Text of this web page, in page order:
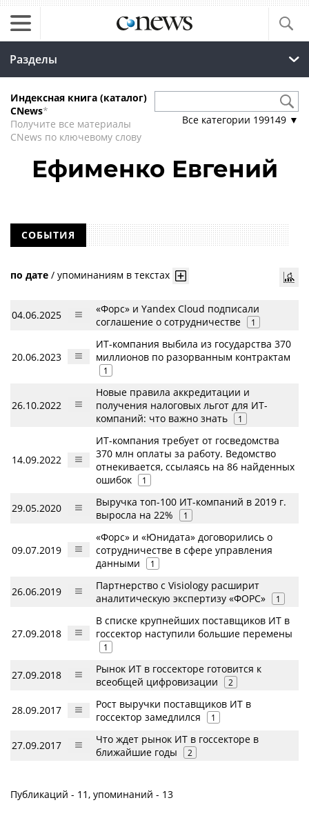
Разделы
Индексная книга (каталог)
CNews*
Получите все материалы
CNews по ключевому слову
Все категории 199149 ▼
Ефименко Евгений
СОБЫТИЯ
по дате / упоминаниям в текстах
04.06.2025
«Форс» и Yandex Cloud подписали
соглашение о сотрудничестве
1
20.06.2023
ИТ-компания выбила из государства 370
миллионов по разорванным контрактам
1
26.10.2022
Новые правила аккредитации и
получения налоговых льгот для ИТ-
компаний: что важно знать
1
14.09.2022
ИТ-компания требует от госведомства
370 млн оплаты за работу. Ведомство
отнекивается, ссылаясь на 86 найденных
ошибок
1
29.05.2020
Выручка топ-100 ИТ-компаний в 2019 г.
выросла на 22%
1
09.07.2019
«Форс» и «Юнидата» договорились о
сотрудничестве в сфере управления
данными
1
26.06.2019
Партнерство с Visiology расширит
аналитическую экспертизу «ФОРС»
1
27.09.2018
В списке крупнейших поставщиков ИТ в
госсектор наступили большие перемены
1
27.09.2018
Рынок ИТ в госсекторе готовится к
всеобщей цифровизации
2
28.09.2017
Рост выручки поставщиков ИТ в
госсектор замедлился
1
27.09.2017
Что ждет рынок ИТ в госсекторе в
ближайшие годы
2
Публикаций - 11, упоминаний - 13